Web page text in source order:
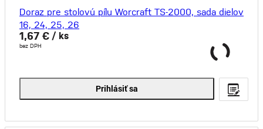
Doraz pre stolovú pílu Worcraft TS-2000, sada dielov
16, 24, 25, 26
1,67 € / ks
bez DPH
Prihlásiť sa